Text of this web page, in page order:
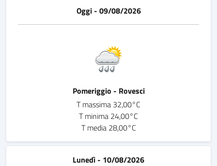
Oggi - 09/08/2026
Pomeriggio - Rovesci
T massima 32,00°C
T minima 24,00°C
T media 28,00°C
Lunedì - 10/08/2026